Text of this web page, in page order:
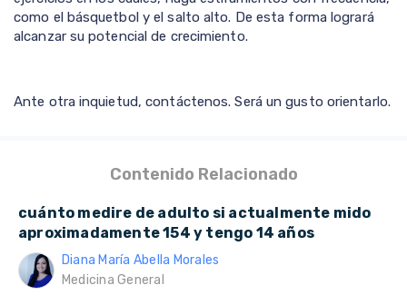
como el básquetbol y el salto alto. De esta forma logrará
alcanzar su potencial de crecimiento.
Ante otra inquietud, contáctenos. Será un gusto orientarlo.
Contenido Relacionado
cuánto medire de adulto si actualmente mido
aproximadamente 154 y tengo 14 años
Diana María Abella Morales
Medicina General